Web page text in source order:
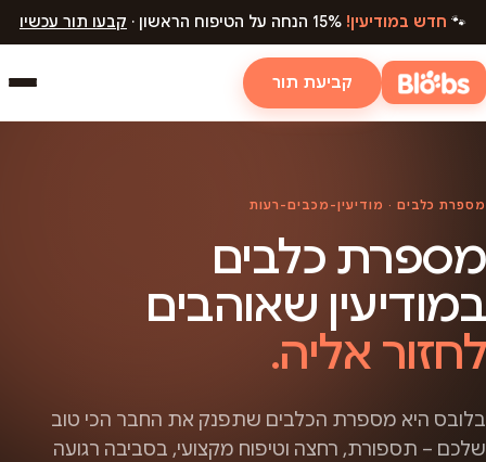
🐾 חדש במודיעין! קבעו תור עכשיו
קביעת תור
מספרת כלבים · מודיעין-מכבים-רעות
מספרת כלבים
במודיעין שאוהבים
לחזור אליה.
בלובס היא מספרת הכלבים שתפנק את החבר הכי טוב
שלכם – תספורת, רחצה וטיפוח מקצועי, בסביבה רגועה